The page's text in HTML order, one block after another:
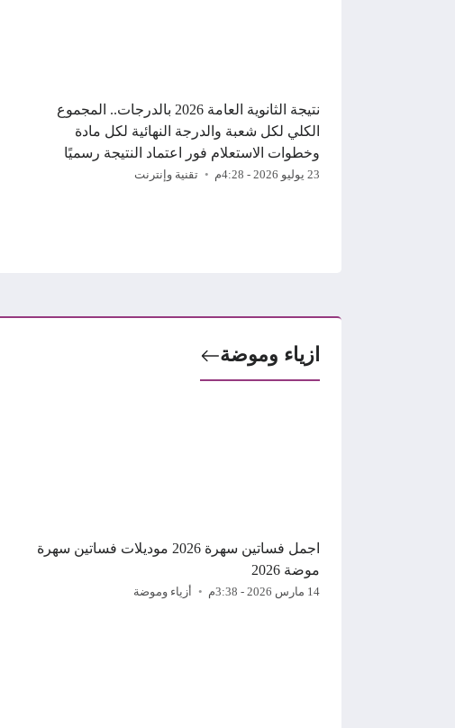
نتيجة الثانوية العامة 2026 بالدرجات.. المجموع
الكلي لكل شعبة والدرجة النهائية لكل مادة
وخطوات الاستعلام فور اعتماد النتيجة رسميًا
23 يوليو 2026 - 4:28م تقنية وإنترنت
ازياء وموضة
اجمل فساتين سهرة 2026 موديلات فساتين سهرة
موضة 2026
14 مارس 2026 - 3:38م أزياء وموضة